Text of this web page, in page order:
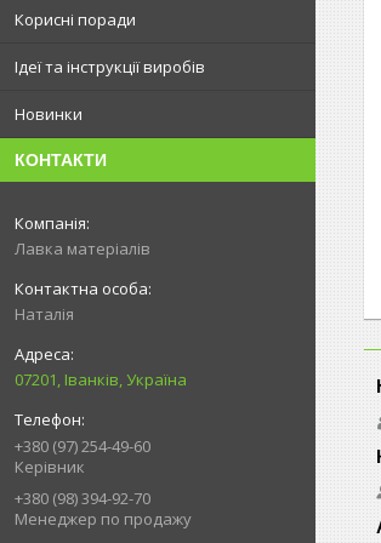
Корисні поради
Ідеї та інструкції виробів
Новинки
КОНТАКТИ
Лавка матеріалів
Наталія
07201, Іванків, Україна
+380 (97) 254-49-60
Керівник
+380 (98) 394-92-70
Менеджер по продажу